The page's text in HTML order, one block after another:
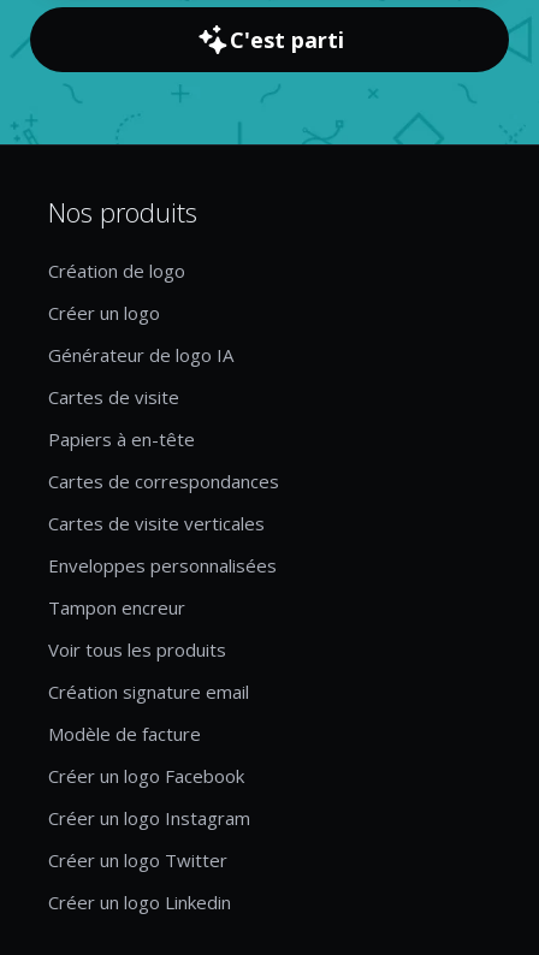
C'est parti
Nos produits
Création de logo
Créer un logo
Générateur de logo IA
Cartes de visite
Papiers à en-tête
Cartes de correspondances
Cartes de visite verticales
Enveloppes personnalisées
Tampon encreur
Voir tous les produits
Création signature email
Modèle de facture
Créer un logo Facebook
Créer un logo Instagram
Créer un logo Twitter
Créer un logo Linkedin